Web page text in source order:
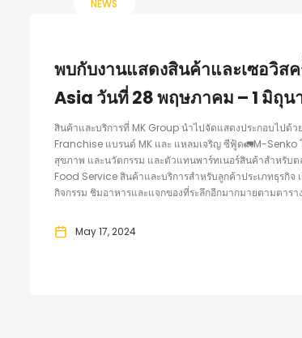
NEWS
พบกับงานแสดงสินค้าและเซอวิส
Asia วันที่ 28 พฤษภาคม – 1 มิถุน
สินค้าและบริการที่ MK Group นำไปจัดแสดงประกอบไปด้
Franchise แบรนด์ MK และ แหลมเจริญ ซีฟู้ด🚛M-
สุขภาพ และนวัตกรรม และตัวแทนพาร์ทเนอร์สินค้าสำหรับ
Food Service สินค้าและบริการสำหรับลูกค้าประเภทธุรกิจ
กิจกรรม ชิมอาหารและแจกของที่ระลึกอีกมากมายตามตารา
May 17, 2024